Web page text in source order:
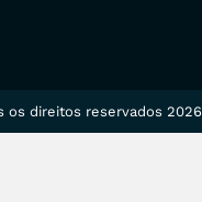
os direitos reservados 2026